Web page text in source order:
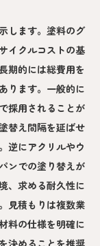
します。塗料のグ
イクルコストの基
期的には総費用を
ります。一般的に
採用されることが
替え間隔を延ばせ
逆にアクリルやウ
ンでの塗り替えが
、求める耐久性に
見積もりは複数業
料の仕様を明確に